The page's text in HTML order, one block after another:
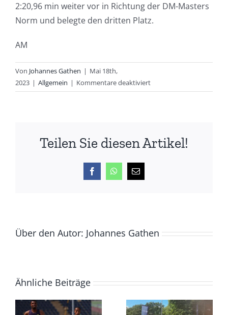
2:20,96 min weiter vor in Richtung der DM-Masters
Norm und belegte den dritten Platz.
AM
Von Johannes Gathen | Mai 18th,
2023 | Allgemein | Kommentare deaktiviertfür
Sonja
Norm
Teilen Sie diesen Artikel!
FacebookWhatsApp
E-
Mail
Über den Autor: Johannes Gathen
Ähnliche Beiträge
LAZ
Masters